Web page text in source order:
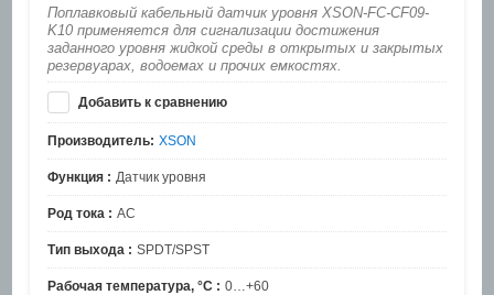
Поплавковый кабельный датчик уровня XSON-FC-CF09-
K10 применяется для сигнализации достижения
заданного уровня жидкой среды в открытых и закрытых
резервуарах, водоемах и прочих емкостях.
Добавить к сравнению
Производитель: XSON
Функция : Датчик уровня
Род тока : AC
Тип выхода : SPDT/SPST
Рабочая температура, °C : 0…+60